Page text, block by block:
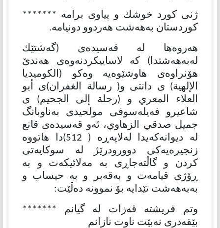
ژنی كورد خوشك و پیاوی برامە *******
كوردستان بەهەشت هەردوو دونیامە.
هەروەها لە قەسیدەی (گەشتێك
لەبەهەشتدا) كە لاساییكردنەوەی هەندێ
هۆنراوەی هاوشێوەیە وەكو (الكومیدیا
الإلهیة) ی دانتی و( رسالة الغفران)ی أبو
العلاء المعري و (رحلة إلی الجحیم) ی
شاعیرو فەیلەسوفی مولحیدی بەناوبانگ
جمیل صدقي الزهاوي، ئەو قەسیدەی قانع
لە دیوانەكەیدا لەلاپەڕە ( 512)دا هاتووە
زنجیرەیەكی دوورودرێژ لە سوكایەتی
كردن و گاڵتەجاڕی بە مەلائیكەت و بە
ڕۆژی قیامەت و بەقەبر و بە حیساب و
بەبەهەشت تێدایە بۆ نموونە دەڵێت:
وتم فریشتە قەزات لە گیانم *******
بێقەدری نەبێت ناوت نازانم